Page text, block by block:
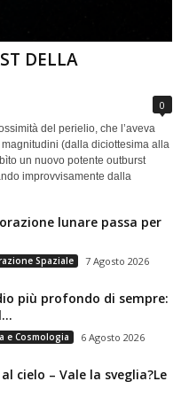
DELLA
0
del perielio, che l’aveva
(dalla diciottesima alla
un nuovo potente outburst
improvvisamente dalla
lunare passa per
Spaziale 7 Agosto 2026
più profondo di sempre:
e Cosmologia 6 Agosto 2026
cielo – Vale la sveglia?Le